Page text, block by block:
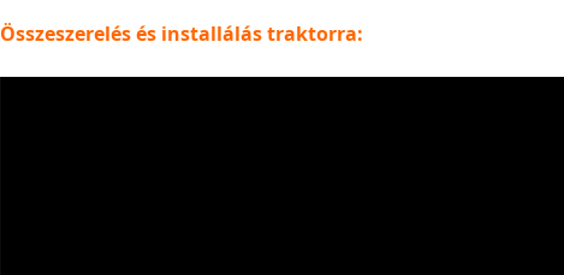
Összeszerelés és installálás traktorra: